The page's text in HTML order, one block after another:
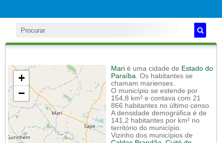
+
−
Mari é uma cidade de Estado do
Paraíba. Os habitantes se
chamam marienses.
O município se estende por
154,8 km² e contava com 21
866 habitantes no último censo.
A densidade demográfica é de
141,2 habitantes por km² no
território do município.
Vizinho dos municípios de